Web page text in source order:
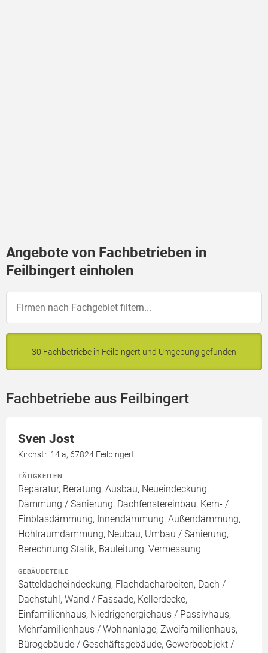
Angebote von Fachbetrieben in
Feilbingert einholen
30 Fachbetriebe in Feilbingert und Umgebung gefunden
Fachbetriebe aus Feilbingert
Sven Jost
Kirchstr. 14 a, 67824 Feilbingert
TÄTIGKEITEN
Reparatur, Beratung, Ausbau, Neueindeckung,
Dämmung / Sanierung, Dachfenstereinbau, Kern- /
Einblasdämmung, Innendämmung, Außendämmung,
Hohlraumdämmung, Neubau, Umbau / Sanierung,
Berechnung Statik, Bauleitung, Vermessung
GEBÄUDETEILE
Satteldacheindeckung, Flachdacharbeiten, Dach /
Dachstuhl, Wand / Fassade, Kellerdecke,
Einfamilienhaus, Niedrigenergiehaus / Passivhaus,
Mehrfamilienhaus / Wohnanlage, Zweifamilienhaus,
Bürogebäude / Geschäftsgebäude, Gewerbeobjekt /